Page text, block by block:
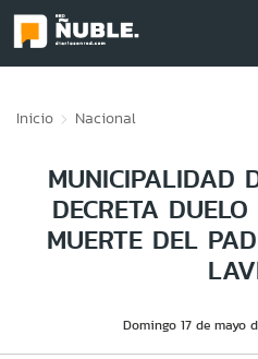
Inicio Nacional
MUNICIPALIDAD
DECRETA
MUERTE DEL
Domingo 17 de mayo